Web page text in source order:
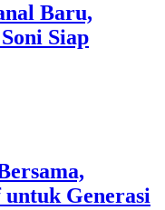
Baru,
Siap
Generasi